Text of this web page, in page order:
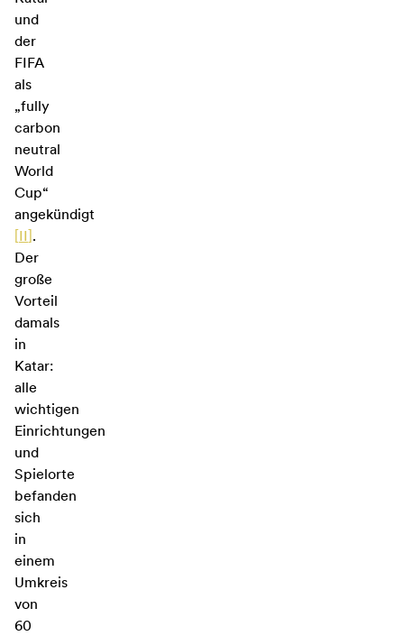
und
der
FIFA
als
„fully
carbon
neutral
World
Cup“
angekündigt
[II].
Der
große
Vorteil
damals
in
Katar:
alle
wichtigen
Einrichtungen
und
Spielorte
befanden
sich
in
einem
Umkreis
von
60